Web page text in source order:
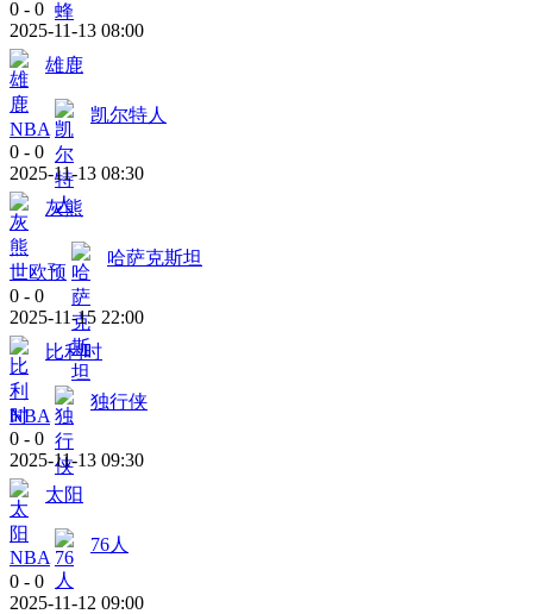
0 - 0
2025-11-13 08:00
雄鹿
NBA
凯尔特人
0 - 0
2025-11-13 08:30
灰熊
世欧预
哈萨克斯坦
0 - 0
2025-11-15 22:00
比利时
NBA
独行侠
0 - 0
2025-11-13 09:30
太阳
NBA
76人
0 - 0
2025-11-12 09:00